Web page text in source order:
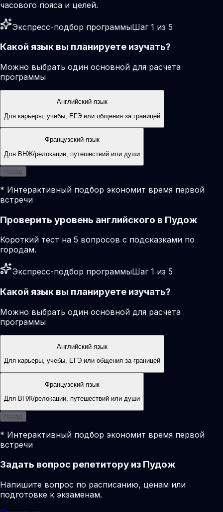
часового пояса и целей.
Экспресс-подбор программыШаг 1 из 5
Какой язык вы планируете изучать?
Можно выбрать один основной для расчета
программы
Английский язык
Для карьеры, учебы, ЕГЭ или общения за границей
Французский язык
Для ВНЖ/релокации, путешествий или души
Назад
* Интерактивный подбор экономит время первой
встречи
Проверить уровень английского в Пудож
Короткий тест на 5 вопросов с подсказками по
городам.
Экспресс-подбор программыШаг 1 из 5
Какой язык вы планируете изучать?
Можно выбрать один основной для расчета
программы
Английский язык
Для карьеры, учебы, ЕГЭ или общения за границей
Французский язык
Для ВНЖ/релокации, путешествий или души
Назад
* Интерактивный подбор экономит время первой
встречи
Задать вопрос репетитору из Пудож
Напишите вопрос по расписанию, ценам или
подготовке к экзаменам.